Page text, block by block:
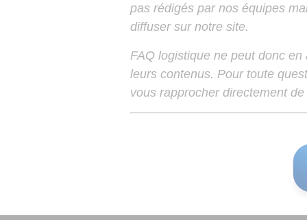
pas rédigés par nos équipes
diffuser sur notre site.
FAQ logistique ne peut donc
leurs contenus. Pour toute
vous rapprocher directement